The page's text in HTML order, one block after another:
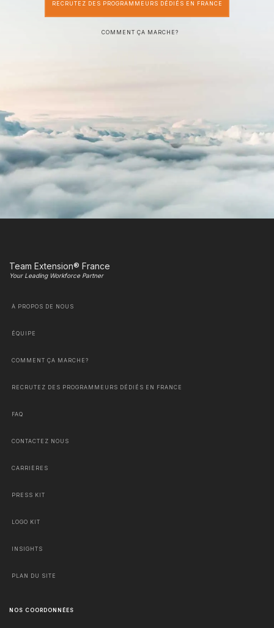
RECRUTEZ DES PROGRAMMEURS DÉDIÉS EN FRANCE
COMMENT ÇA MARCHE?
Team Extension® France
Your Leading Workforce Partner
À PROPOS DE NOUS
ÉQUIPE
COMMENT ÇA MARCHE?
RECRUTEZ DES PROGRAMMEURS DÉDIÉS EN FRANCE
FAQ
CONTACTEZ NOUS
CARRIÈRES
PRESS KIT
LOGO KIT
INSIGHTS
PLAN DU SITE
NOS COORDONNÉES